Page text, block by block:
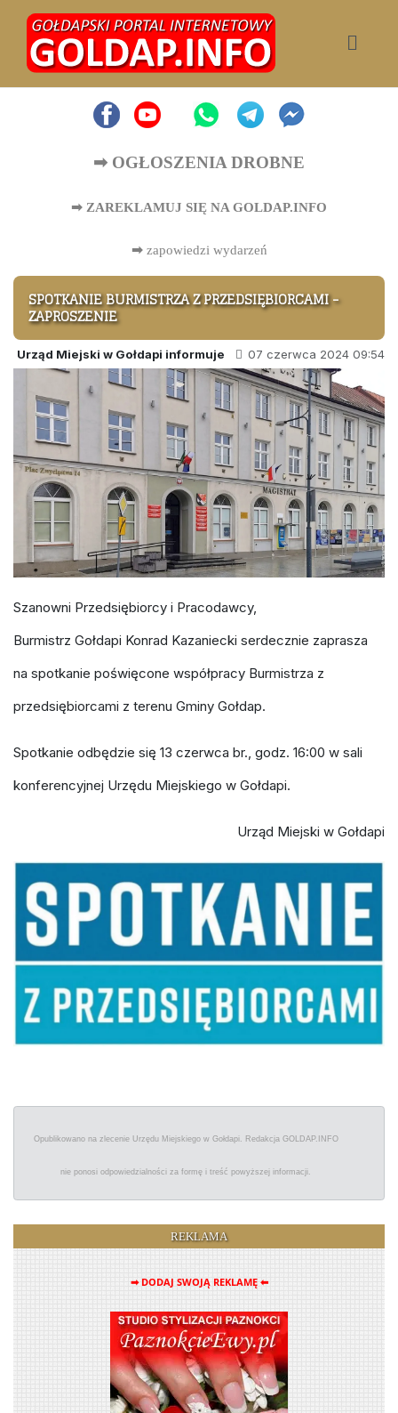
➡ OGŁOSZENIA DROBNE
➡ ZAREKLAMUJ SIĘ NA GOLDAP.INFO
➡ zapowiedzi wydarzeń
SPOTKANIE BURMISTRZA Z PRZEDSIĘBIORCAMI -
ZAPROSZENIE
Urząd Miejski w Gołdapi informuje 07 czerwca 2024 09:54
Szanowni Przedsiębiorcy i Pracodawcy,
Burmistrz Gołdapi Konrad Kazaniecki serdecznie zaprasza
na spotkanie poświęcone współpracy Burmistrza z
przedsiębiorcami z terenu Gminy Gołdap.
Spotkanie odbędzie się 13 czerwca br., godz. 16:00 w sali
konferencyjnej Urzędu Miejskiego w Gołdapi.
Urząd Miejski w Gołdapi
Opublikowano na zlecenie Urzędu Miejskiego w Gołdapi. Redakcja GOLDAP.INFO
nie ponosi odpowiedzialności za formę i treść powyższej informacji.
REKLAMA
➡ DODAJ SWOJĄ REKLAMĘ ⬅